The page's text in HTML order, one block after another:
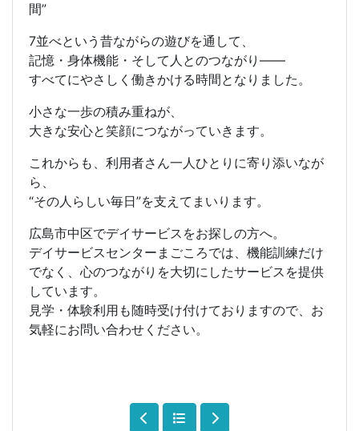
間”
7並べという昔ながらの遊びを通して、
記憶・身体機能・そして人とのつながり——
すべてにやさしく働きかける時間となりました。
小さな一歩の積み重ねが、
大きな安心と笑顔につながっていきます。
これからも、利用者さん一人ひとりに寄り添いなが
ら、
“その人らしい毎日”を支えてまいります。
広島市中区でデイサービスをお探しの方へ。
デイサービスセンターまごころでは、機能訓練だけ
でなく、心のつながりを大切にしたサービスを提供
しています。
見学・体験利用も随時受け付けておりますので、お
気軽にお問い合わせください。